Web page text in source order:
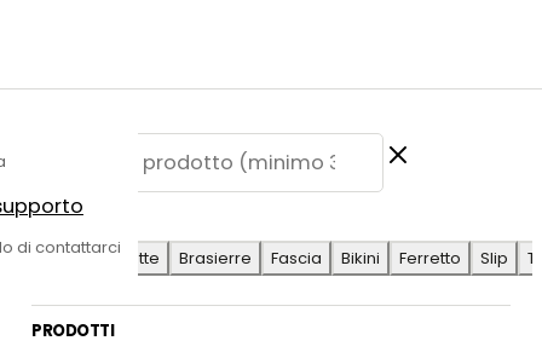
di contattarci
SUGGERITE
Antilope
Coulotte Brasierre Fascia Bikini Ferretto Slip
PRODOTTI